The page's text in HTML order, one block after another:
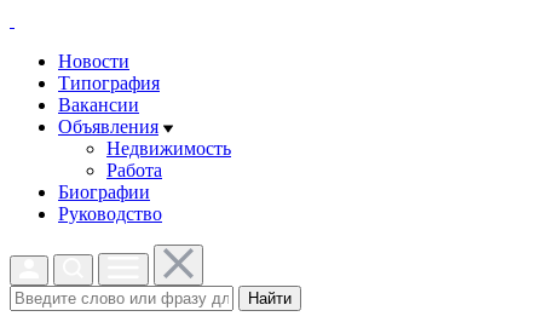
Новости
Типография
Вакансии
Объявления
Недвижимость
Работа
Биографии
Руководство
Найти